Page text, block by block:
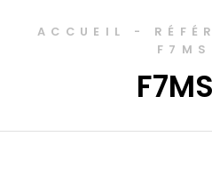
ACCUEIL -